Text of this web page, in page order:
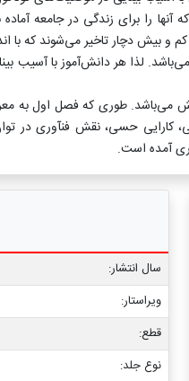
را برای زندگی در جامعه
بیش دچار تاخیر می‌شوند که با
لذا هر دانش‌آموز با آسیب
طوری که فصل اول به
حسی، نقش فنآوری در
آمده است.
سال انتشار:
ویراستار:
قطع:
نوع جلد: